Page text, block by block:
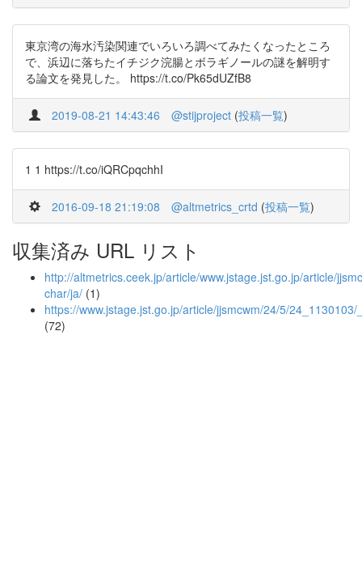
東京湾の海水汚染関連でいろいろ調べてみたくなったところ
で、浜辺に落ちたイチジク浣腸とボラギノールの謎を解明す
る論文を発見した。 https://t.co/Pk65dUZfB8
2019-08-21 14:43:46 @stijproject (投稿一覧)
1 1 https://t.co/iQRCpqchhI
2016-09-18 21:19:08 @altmetrics_crtd (投稿一覧)
収集済み URL リスト
http://altmetrics.ceek.jp/article/www.jstage.jst.go.jp/article/
char/ja/ (1)
https://www.jstage.jst.go.jp/article/jjsmcwm/24/5/24_1130103/
(72)